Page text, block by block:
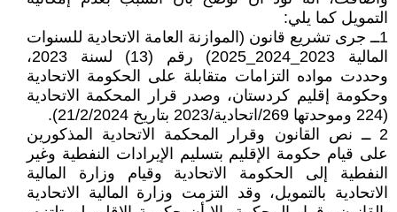
التمويل كما يلي:
1ــ جرى تشريع قانون (الموازنة العامة الاتحادية للسنوات
المالية 2023_2024_2025) رقم (13) لسنة 2023،
وحددت مواده التزامات متقابلة على الحكومة الاتحادية
وحكومة إقليم كردستان، وصدر قرار المحكمة الاتحادية
(224 وموحدتها 269/اتحادية/2023 بتاريخ 21/2/2024).
2 ــ نص القانون وقرار المحكمة الاتحادية المذكورين
على قيام حكومة الإقليم بتسليم الإيرادات النفطية وغير
النفطية إلى الحكومة الاتحادية وقيام وزارة المالية
الاتحادية بالتمويل، وقد التزمت وزارة المالية الاتحادية